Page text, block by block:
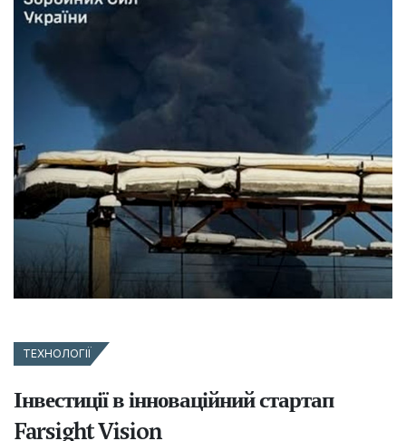
ТЕХНОЛОГІЇ
Інвестиції в інноваційний стартап
Farsight Vision